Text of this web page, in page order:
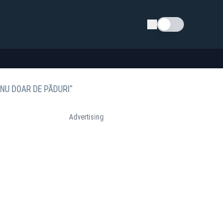
Schimba tema
DOAR DE PĂDURI"
Advertising